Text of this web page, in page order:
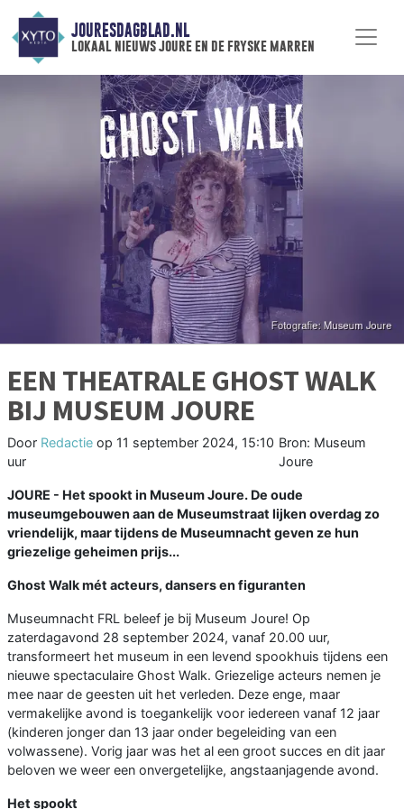
JOURESDAGBLAD.NL
lokaal nieuws joure en de fryske marren
EEN THEATRALE GHOST WALK
BIJ MUSEUM JOURE
Door Redactie op 11 september 2024, 15:10
uur
Bron: Museum
Joure
JOURE - Het spookt in Museum Joure. De oude
museumgebouwen aan de Museumstraat lijken overdag zo
vriendelijk, maar tijdens de Museumnacht geven ze hun
griezelige geheimen prijs...
Ghost Walk mét acteurs, dansers en figuranten
Museumnacht FRL beleef je bij Museum Joure! Op
zaterdagavond 28 september 2024, vanaf 20.00 uur,
transformeert het museum in een levend spookhuis tijdens een
nieuwe spectaculaire Ghost Walk. Griezelige acteurs nemen je
mee naar de geesten uit het verleden. Deze enge, maar
vermakelijke avond is toegankelijk voor iedereen vanaf 12 jaar
(kinderen jonger dan 13 jaar onder begeleiding van een
volwassene). Vorig jaar was het al een groot succes en dit jaar
beloven we weer een onvergetelijke, angstaanjagende avond.
Het spookt